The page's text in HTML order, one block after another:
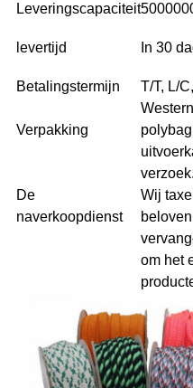
Leveringscapaciteit
levertijd In 30
Betalingstermijn
T/T, L/
Verpakking
verzoek.
De
naverkoopdienst
Wij
om het